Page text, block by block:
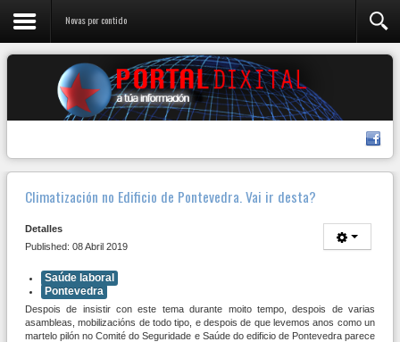
Novas por contido
Climatización no Edificio de Pontevedra. Vai ir desta?
Detalles
Published: 08 Abril 2019
Saúde laboral
Pontevedra
Despois de insistir con este tema durante moito tempo, despois de varias
asambleas, mobilizacións de todo tipo, e despois de que levemos anos como un
martelo pilón no Comité do Seguridade e Saúde do edificio de Pontevedra parece